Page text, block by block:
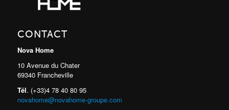
CONTACT
Nova Home
10 Avenue du Chater
69340 Francheville
Tél. (+33)4 78 40 80 95
novahome@novahome-groupe.com